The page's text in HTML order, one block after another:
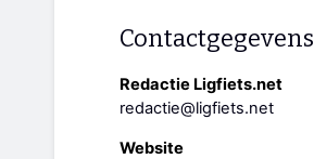
Contactgegevens
Redactie Ligfiets.net
redactie@ligfiets.net
Website